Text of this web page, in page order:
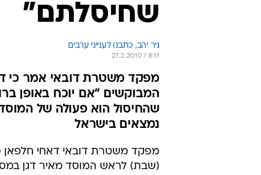
שחיסלתם"
ניר יהב, כתבנו לענייני ערבים
27.2.2010 / 8:11
מפקד משטרת דובאי אמר כי
המבוקשים "אם יוכח באופן
שהחיסול הוא פעולה של
נמצאים בישראל
מפקד משטרת דובאי דאחי חלפאן
(שבת) לראש המוסד מאיר דגן